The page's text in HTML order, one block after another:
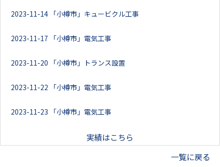
2023-11-14 「小樽市」キュービクル工事
2023-11-17 「小樽市」電気工事
2023-11-20 「小樽市」トランス設置
2023-11-22 「小樽市」電気工事
2023-11-23 「小樽市」電気工事
実績はこちら
一覧に戻る